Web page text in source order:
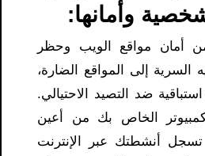
وأمانها:
أمان مواقع الويب وحظر
السرية إلى المواقع الضارة،
ضد التصيد الاحتيالي.
الخاص بك من أعين
تسجل أنشطتك عبر الإنترنت